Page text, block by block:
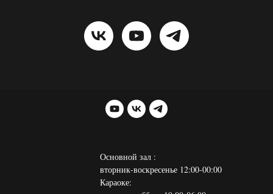
Основной зал :
вторник-воскресенье 12:00-00:00
Караоке: